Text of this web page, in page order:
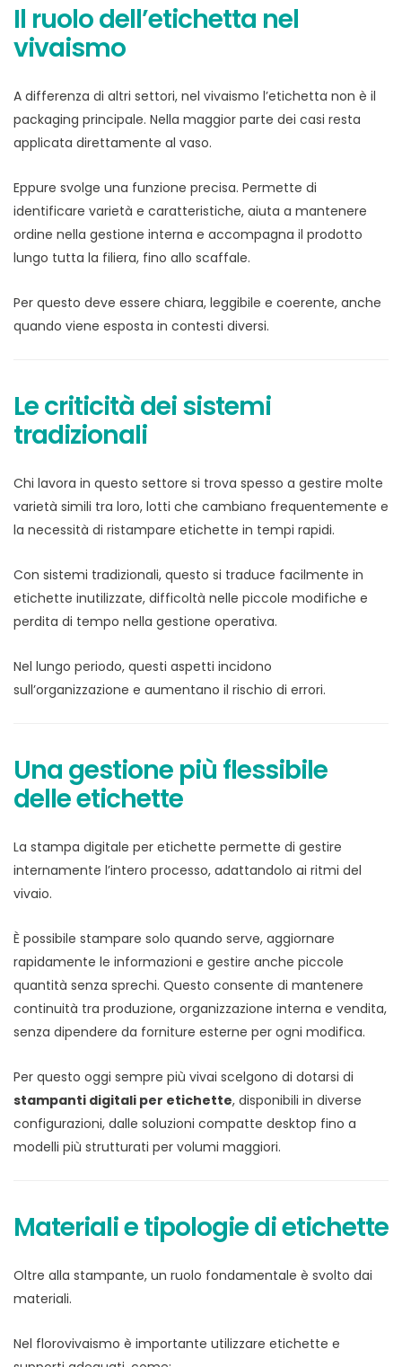
Il ruolo dell’etichetta nel
vivaismo
A differenza di altri settori, nel vivaismo l’etichetta non è il
packaging principale. Nella maggior parte dei casi resta
applicata direttamente al vaso.
Eppure svolge una funzione precisa. Permette di
identificare varietà e caratteristiche, aiuta a mantenere
ordine nella gestione interna e accompagna il prodotto
lungo tutta la filiera, fino allo scaffale.
Per questo deve essere chiara, leggibile e coerente, anche
quando viene esposta in contesti diversi.
Le criticità dei sistemi
tradizionali
Chi lavora in questo settore si trova spesso a gestire molte
varietà simili tra loro, lotti che cambiano frequentemente e
la necessità di ristampare etichette in tempi rapidi.
Con sistemi tradizionali, questo si traduce facilmente in
etichette inutilizzate, difficoltà nelle piccole modifiche e
perdita di tempo nella gestione operativa.
Nel lungo periodo, questi aspetti incidono
sull’organizzazione e aumentano il rischio di errori.
Una gestione più flessibile
delle etichette
La stampa digitale per etichette permette di gestire
internamente l’intero processo, adattandolo ai ritmi del
vivaio.
È possibile stampare solo quando serve, aggiornare
rapidamente le informazioni e gestire anche piccole
quantità senza sprechi. Questo consente di mantenere
continuità tra produzione, organizzazione interna e vendita,
senza dipendere da forniture esterne per ogni modifica.
Per questo oggi sempre più vivai scelgono di dotarsi di
stampanti digitali per etichette, disponibili in diverse
configurazioni, dalle soluzioni compatte desktop fino a
modelli più strutturati per volumi maggiori.
Materiali e tipologie di etichette
Oltre alla stampante, un ruolo fondamentale è svolto dai
materiali.
Nel florovivaismo è importante utilizzare etichette e